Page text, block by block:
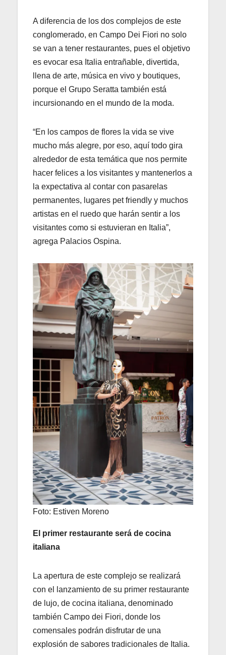
A diferencia de los dos complejos de este
conglomerado, en Campo Dei Fiori no solo
se van a tener restaurantes, pues el objetivo
es evocar esa Italia entrañable, divertida,
llena de arte, música en vivo y boutiques,
porque el Grupo Seratta también está
incursionando en el mundo de la moda.
“En los campos de flores la vida se vive
mucho más alegre, por eso, aquí todo gira
alrededor de esta temática que nos permite
hacer felices a los visitantes y mantenerlos a
la expectativa al contar con pasarelas
permanentes, lugares pet friendly y muchos
artistas en el ruedo que harán sentir a los
visitantes como si estuvieran en Italia”,
agrega Palacios Ospina.
Foto: Estiven Moreno
El primer restaurante será de cocina
italiana
La apertura de este complejo se realizará
con el lanzamiento de su primer restaurante
de lujo, de cocina italiana, denominado
también Campo dei Fiori, donde los
comensales podrán disfrutar de una
explosión de sabores tradicionales de Italia.